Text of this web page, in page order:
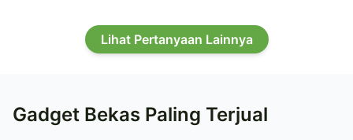
Lihat Pertanyaan Lainnya
Gadget Bekas Paling Terjual